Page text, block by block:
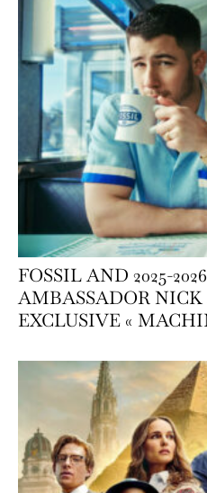
FOSSIL AND 2025-
AMBASSADOR NICK
EXCLUSIVE «